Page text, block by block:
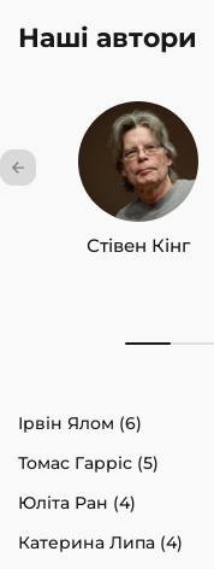
отримала відзнаку
Івана Чендея (2021).
Переможниця
конкурсу ім. Миколи
Учасниця
Львові», «Чендей
Наші автори
Стівен Кінг
Ірвін Ялом (6)
Томас Гарріс (5)
Юліта Ран (4)
Катерина Липа (4)